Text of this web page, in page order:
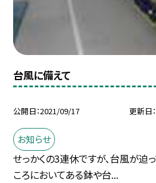
台風に備えて
公開日 2021/09/17 更新日
お知らせ
せっかくの3連休ですが、台風が迫
ころにおいてある鉢や台...